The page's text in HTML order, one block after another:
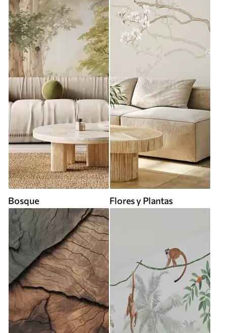
Bosque Flores y Plantas